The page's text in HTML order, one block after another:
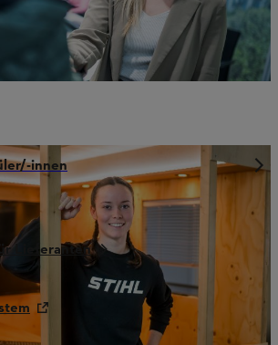
innen
Lieferanten